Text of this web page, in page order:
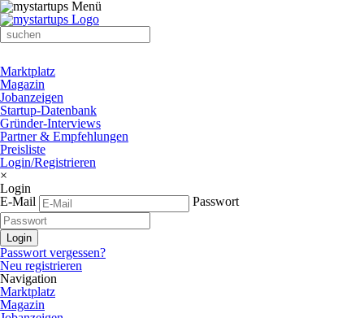
Marktplatz
Magazin
Jobanzeigen
Startup-Datenbank
Gründer-Interviews
Partner & Empfehlungen
Preisliste
Login/Registrieren
×
Login
E-Mail
Passwort
Passwort vergessen?
Neu registrieren
Navigation
Marktplatz
Magazin